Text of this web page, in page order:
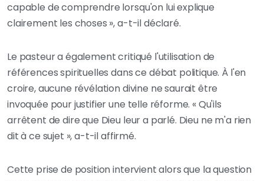
capable de comprendre lorsqu'on lui explique
clairement les choses », a-t-il déclaré.
Le pasteur a également critiqué l'utilisation de
références spirituelles dans ce débat politique. À l'en
croire, aucune révélation divine ne saurait être
invoquée pour justifier une telle réforme. « Qu'ils
arrêtent de dire que Dieu leur a parlé. Dieu ne m'a rien
dit à ce sujet », a-t-il affirmé.
Cette prise de position intervient alors que la question